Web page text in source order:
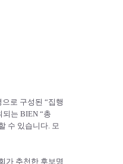
로 구성된 “집행
는 BIEN “총
수 있습니다. 모
가 추천한 후보명